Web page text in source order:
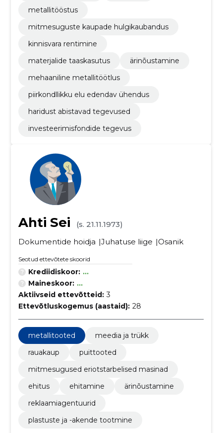
metallitööstus
mitmesuguste kaupade hulgikaubandus
kinnisvara rentimine
materjalide taaskasutus
ärinõustamine
mehaaniline metallitöötlus
piirkondllikku elu edendav ühendus
haridust abistavad tegevused
investeerimisfondide tegevus
Ahti Sei
(s. 21.11.1973)
Dokumentide hoidja
Juhatuse liige Osanik
Seotud ettevõtete skoorid
Krediidiskoor: ...
Maineskoor: ...
Aktiivseid ettevõtteid: 3
Ettevõtluskogemus (aastaid): 28
metallitooted
meedia ja trükk
rauakaup
puittooted
mitmesugused eriotstarbelised masinad
ehitus
ehitamine
ärinõustamine
reklaamiagentuurid
plastuste ja -akende tootmine